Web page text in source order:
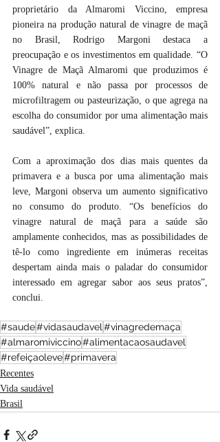
proprietário da Almaromi Viccino, empresa
pioneira na produção natural de vinagre de maçã
no Brasil, Rodrigo Margoni destaca a
preocupação e os investimentos em qualidade. “O
Vinagre de Maçã Almaromi que produzimos é
100% natural e não passa por processos de
microfiltragem ou pasteurização, o que agrega na
escolha do consumidor por uma alimentação mais
saudável”, explica.
Com a aproximação dos dias mais quentes da
primavera e a busca por uma alimentação mais
leve, Margoni observa um aumento significativo
no consumo do produto. “Os benefícios do
vinagre natural de maçã para a saúde são
amplamente conhecidos, mas as possibilidades de
tê-lo como ingrediente em inúmeras receitas
despertam ainda mais o paladar do consumidor
interessado em agregar sabor aos seus pratos”,
conclui.
#saude#vidasaudavel #vinagredemaça
#almaromiviccino#alimentacaosaudavel
#refeiçaoleve#primavera
Recentes
Vida saudável
Brasil